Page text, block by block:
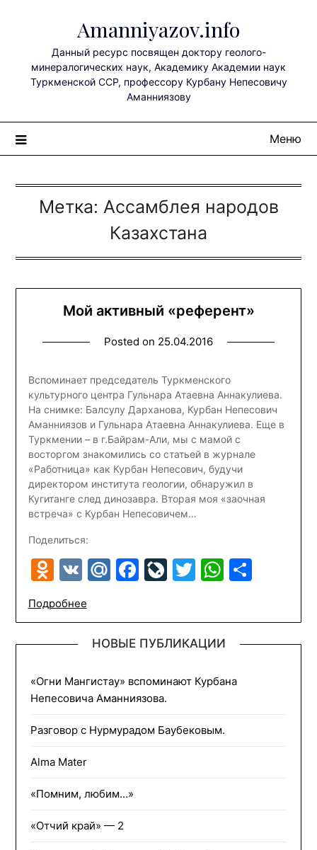
содержимому
Amanniyazov.info
Данный ресурс посвящен доктору геолого-
минералогических наук, Академику Академии наук
Туркменской ССР, профессору Курбану Непесовичу
Аманниязову
Меню
Метка: Ассамблея народов
Казахстана
Мой активный «референт»
Posted on 25.04.2016
Вспоминает председатель Туркменского
культурного центра Гульнара Атаевна Аннакулиева.
На снимке: Балсулу Дарханова, Курбан Непесович
Аманниязов и Гульнара Атаевна Аннакулиева. Еще в
Туркмении – в г.Байрам-Али, мы с мамой с
восторгом знакомились со статьей в журнале
«Работница» как Курбан Непесович, будучи
директором института геологии, обнаружил в
Кугитанге след динозавра. Вторая моя «заочная
встреча» с Курбан Непесовичем…
Поделиться:
Odnoklassniki
VKMail.Ru
Facebook
LiveJournal
Twitter
Подробнее
НОВЫЕ ПУБЛИКАЦИИ
«Огни Мангистау» вспоминают Курбана
Непесовича Аманниязова.
Разговор с Нурмурадом Баубековым.
Alma Mater
«Помним, любим…»
«Отчий край» — 2